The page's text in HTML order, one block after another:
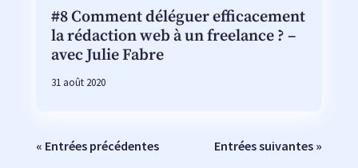
#8 Comment déléguer efficacement
la rédaction web à un freelance ? –
avec Julie Fabre
31 août 2020
« Entrées précédentes Entrées suivantes »